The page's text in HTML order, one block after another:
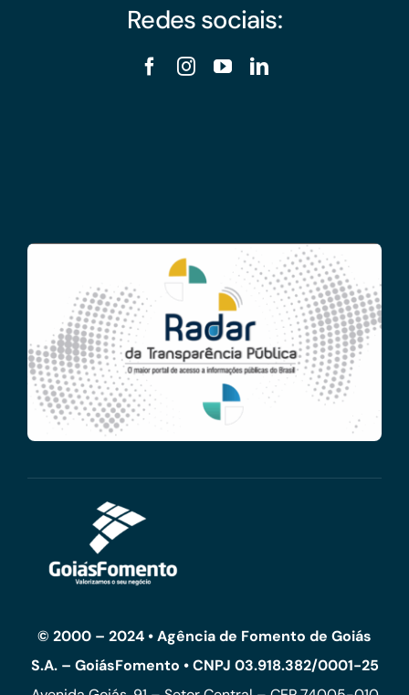
Redes sociais:
© 2000 – 2024 • Agência de Fomento de Goiás
S.A. – GoiásFomento • CNPJ 03.918.382/0001-25